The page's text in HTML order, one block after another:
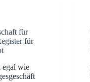
für
für
egal wie